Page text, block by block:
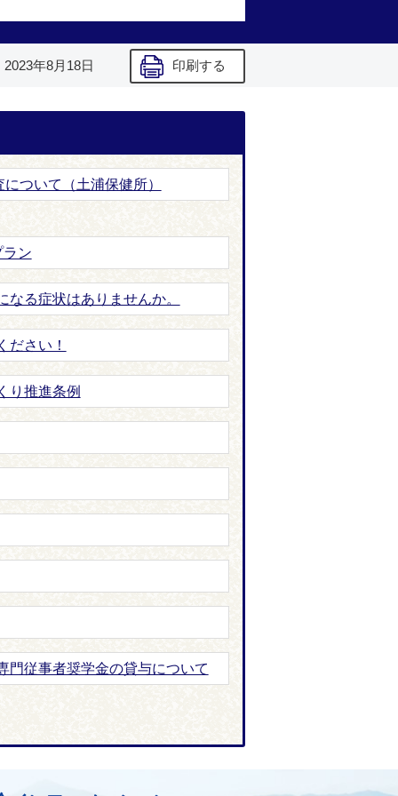
2023年8月18日 印刷する
ついて（土浦保健所）
ン
る症状はありませんか。
ださい！
り推進条例
門従事者奨学金の貸与について